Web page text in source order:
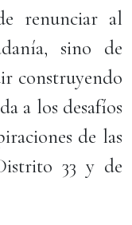
renunciar al
sino de
construyendo
a los desafíos
de las
33 y de